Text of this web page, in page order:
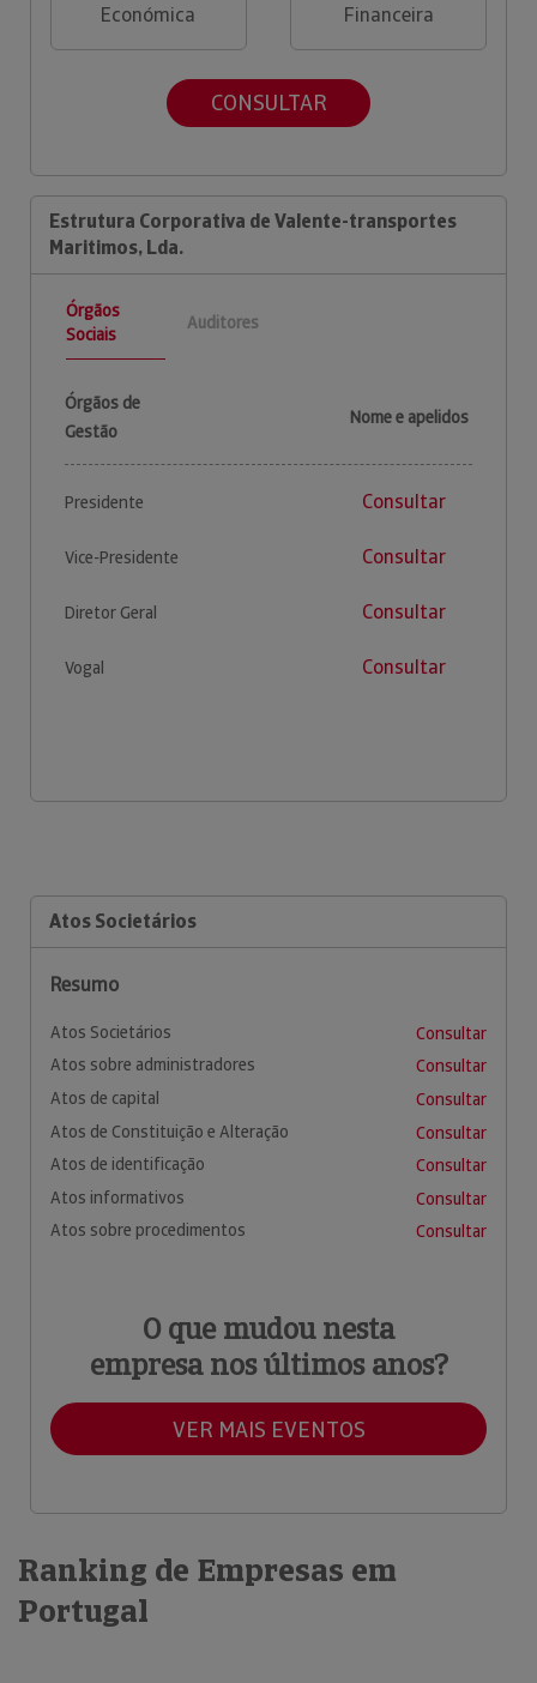
Económica
Financeira
CONSULTAR
Estrutura Corporativa de Valente-transportes
Maritimos, Lda.
Órgãos
Sociais
Auditores
Órgãos de
Gestão
Nome e apelidos
Presidente Consultar
Vice-Presidente Consultar
Diretor Geral Consultar
Vogal Consultar
Atos Societários
Resumo
Atos Societários
Consultar
Atos sobre administradores
Consultar
Atos de capital
Consultar
Atos de Constituição e Alteração
Consultar
Atos de identificação
Consultar
Atos informativos
Consultar
Atos sobre procedimentos
Consultar
O que mudou nesta
empresa nos últimos anos?
VER MAIS EVENTOS
Ranking de Empresas em
Portugal